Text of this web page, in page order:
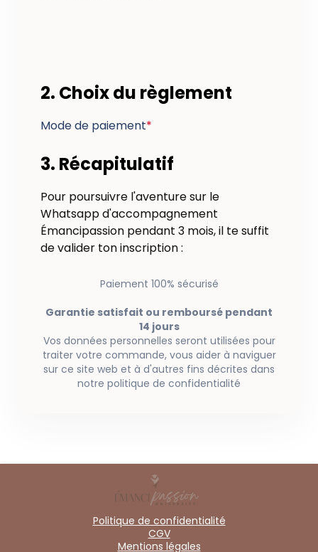
2. Choix du règlement
Mode de paiement*
3. Récapitulatif
Pour poursuivre l'aventure sur le
Whatsapp d'accompagnement
Émancipassion pendant 3 mois, il te suffit
de valider ton inscription :
Paiement 100% sécurisé
Garantie satisfait ou remboursé pendant
14 jours
Vos données personnelles seront utilisées pour
traiter votre commande, vous aider à naviguer
sur ce site web et à d'autres fins décrites dans
notre politique de confidentialité
Politique de confidentialité
CGV
Mentions légales